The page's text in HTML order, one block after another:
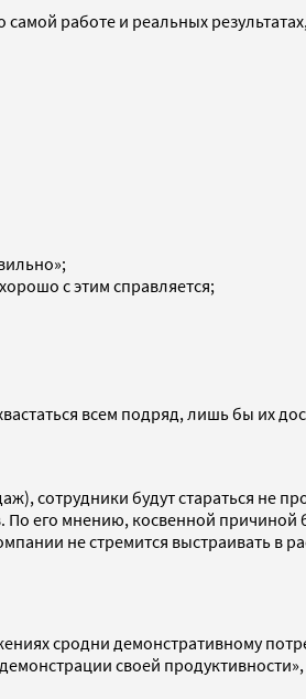
работе и реальных
с этим справляется;
всем подряд, лишь бы их
сотрудники будут стараться не
По его мнению, косвенной причиной
не стремится выстраивать в
сродни демонстративному
своей